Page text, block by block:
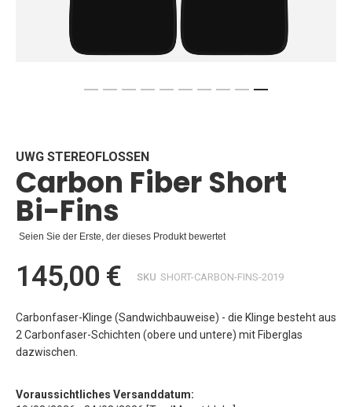
Bildgalerie
springen
UWG STEREOFLOSSEN
Carbon Fiber Short
Bi-Fins
Seien Sie der Erste, der dieses Produkt bewertet
145,00 € SKU SHORT-CARBON-FINS-2019
Carbonfaser-Klinge (Sandwichbauweise) - die Klinge besteht aus
2 Carbonfaser-Schichten (obere und untere) mit Fiberglas
dazwischen.
Voraussichtliches Versanddatum: